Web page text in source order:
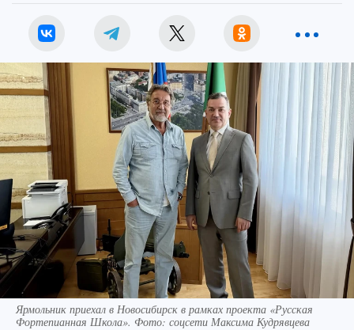
Ярмольник приехал в Новосибирск в рамках проекта «Русская
Фортепианная Школа». Фото: соцсети Максима Кудрявцева